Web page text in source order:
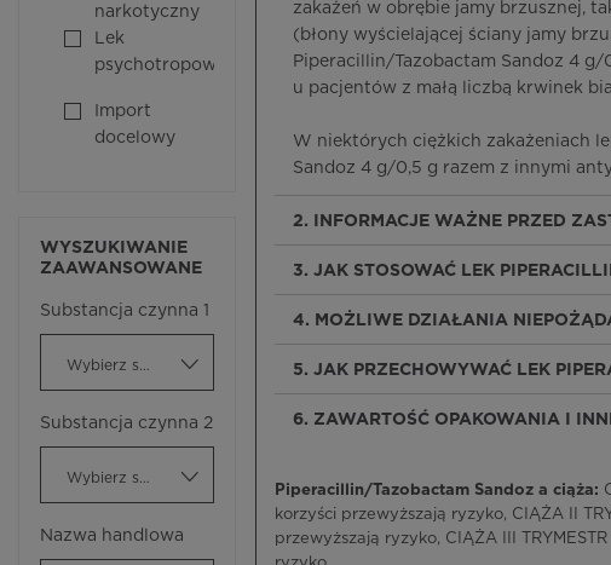
narkotyczny
Lek
psychotropowy
Import
docelowy
WYSZUKIWANIE
ZAAWANSOWANE
Substancja czynna 1
Substancja czynna 2
Nazwa handlowa
zakażeń w obrębie jamy brzusznej,
(błony wyścielającej ściany jamy
Piperacillin/Tazobactam Sandoz 4
u pacjentów z małą liczbą krwinek
W niektórych ciężkich zakażeniach
Sandoz 4 g/0,5 g razem z innymi
2. INFORMACJE WAŻNE PRZED
3. JAK STOSOWAĆ LEK
4. MOŻLIWE DZIAŁANIA
5. JAK PRZECHOWYWAĆ LEK
6. ZAWARTOŚĆ OPAKOWANIA I
Piperacillin/Tazobactam Sandoz a ciąża:
korzyści przewyższają ryzyko, CIĄŻA II
przewyższają ryzyko, CIĄŻA III